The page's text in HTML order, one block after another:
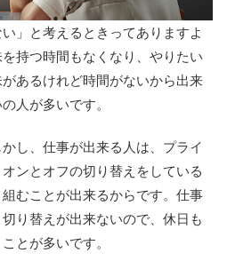
」と考えるときってありますよ
持つ時間もなくなり、やりたい
あるけれど時間がないから出来
人が多いです。
し、仕事が出来る人は、プライ
ンとオフの切り替えをしている
むことが出来るからです。仕事
り替えが出来ないので、休日も
とが多いです。